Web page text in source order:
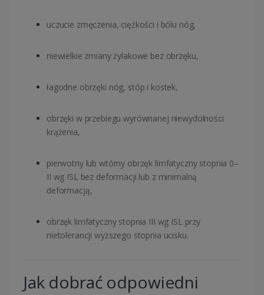
uczucie zmęczenia, ciężkości i bólu nóg,
niewielkie zmiany żylakowe bez obrzęku,
łagodne obrzęki nóg, stóp i kostek,
obrzęki w przebiegu wyrównanej niewydolności
krążenia,
pierwotny lub wtórny obrzęk limfatyczny stopnia 0–
II wg ISL bez deformacji lub z minimalną
deformacją,
obrzęk limfatyczny stopnia III wg ISL przy
nietolerancji wyższego stopnia ucisku.
Jak dobrać odpowiedni